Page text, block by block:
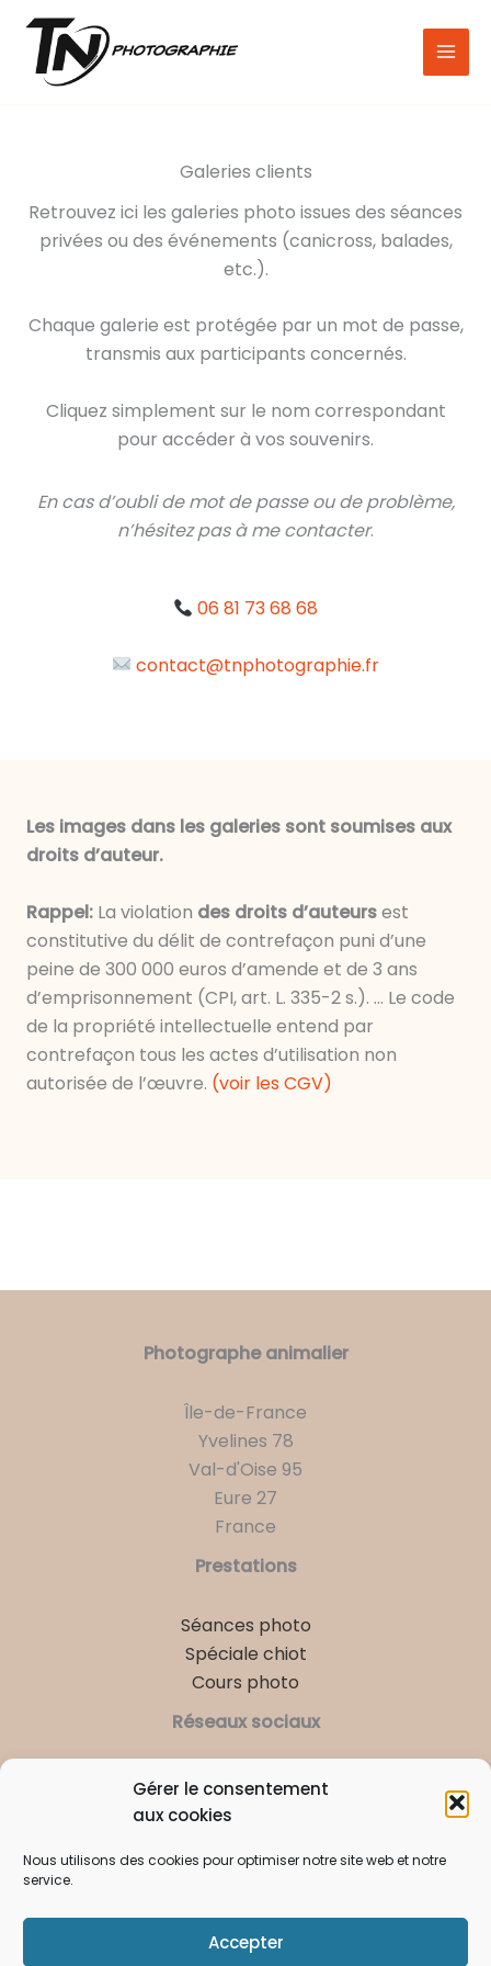
Gérer le consentement
aux cookies
Nous utilisons des cookies pour optimiser notre site web et notre
service.
Accepter
Aller
contenu
Galeries clients
Retrouvez ici les galeries photo issues des séances
privées ou des événements (canicross, balades,
etc.).
Chaque galerie est protégée par un mot de passe,
transmis aux participants concernés.
Cliquez simplement sur le nom correspondant
pour accéder à vos souvenirs.
En cas d’oubli de mot de passe ou de problème,
n’hésitez pas à me contacter.
06 81 73 68 68
contact@tnphotographie.fr
Les images dans les galeries sont soumises aux
droits d’auteur.
Rappel: La violation des droits d’auteursest
constitutive du délit de contrefaçon puni d’une
peine de 300 000 euros d’amende et de 3 ans
d’emprisonnement (CPI, art. L. 335-2 s.). … Le code
de la propriété intellectuelle entend par
contrefaçon tous les actes d’utilisation non
autorisée de l’œuvre. (voir les CGV)
Photographe animalier
Île-de-France
Yvelines 78
Val-d'Oise 95
Eure 27
France
Prestations
Séances photo
Spéciale chiot
Cours photo
Réseaux sociaux
Instagram
Facebook
LinkedIn
Contact